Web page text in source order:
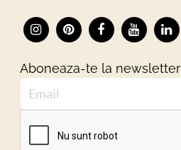
Aboneaza-te la newsletter